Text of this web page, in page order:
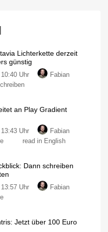
Lichterkette derzeit
günstig
Uhr
Fabian
an Play Gradient
Uhr
Fabian
read in English
Dann schreiben
Uhr
Fabian
Jetzt über 100 Euro